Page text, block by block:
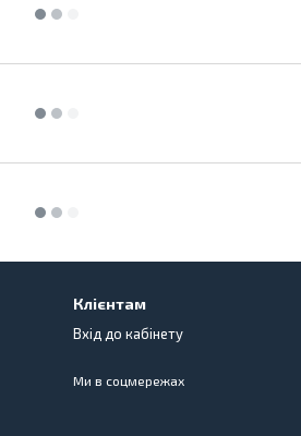
Клієнтам
Вхід до кабінету
Ми в соцмережах